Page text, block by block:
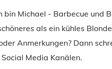
bin Michael - Barbecue und
als ein kühles
Anmerkungen? Dann
Media Kanälen.